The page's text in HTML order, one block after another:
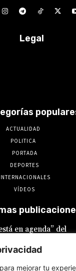
mejorar tu
Legal
ACTUALIDAD
POLITICA
PORTADA
DEPORTES
INTERNACIONALES
VÍDEOS
en agenda” del